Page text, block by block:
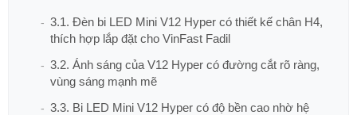
3.1. Đèn bi LED Mini V12 Hyper có thiết kế chân H4,
thích hợp lắp đặt cho VinFast Fadil
3.2. Ánh sáng của V12 Hyper có đường cắt rõ ràng,
vùng sáng mạnh mẽ
3.3. Bi LED Mini V12 Hyper có độ bền cao nhờ hệ